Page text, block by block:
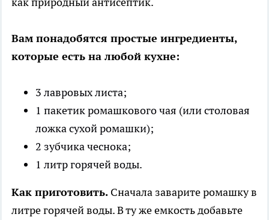
Вам понадобятся простые ингредиенты,
которые есть на любой кухне:
3 лавровых листа;
1 пакетик ромашкового чая (или столовая
ложка сухой ромашки);
2 зубчика чеснока;
1 литр горячей воды.
Как приготовить. Сначала заварите ромашку в
литре горячей воды. В ту же емкость добавьте